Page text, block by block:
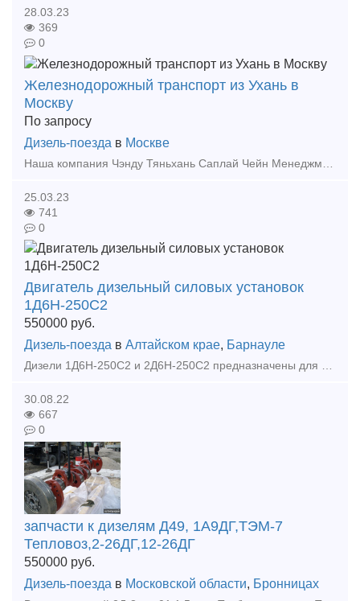
28.03.23
369
0
Железнодорожный транспорт из Ухань в
Москву
По запросу
Дизель-поезда в Москве
25.03.23
741
0
Двигатель дизельный силовых установок
1Д6Н-250С2
550000 руб.
Дизель-поезда в Алтайском крае, Барнауле
30.08.22
667
0
запчасти к дизелям Д49, 1А9ДГ,ТЭМ-7
Тепловоз,2-26ДГ,12-26ДГ
550000 руб.
Дизель-поезда в Московской области, Бронницах